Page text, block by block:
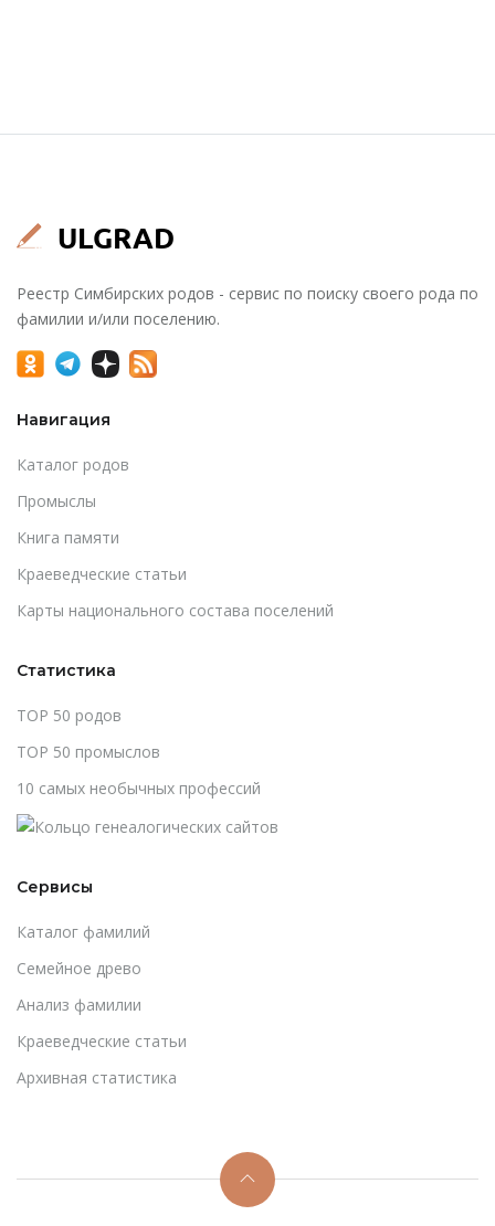
Реестр Симбирских родов - сервис по поиску своего рода по
фамилии и/или поселению.
Навигация
Каталог родов
Промыслы
Книга памяти
Краеведческие статьи
Карты национального состава поселений
Статистика
TOP 50 родов
TOP 50 промыслов
10 самых необычных профессий
Сервисы
Каталог фамилий
Cемейное древо
Анализ фамилии
Краеведческие статьи
Архивная статистика